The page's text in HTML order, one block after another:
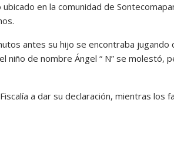
ubicado en la comunidad de
antes su hijo se encontraba
niño de nombre Ángel “ N” se molestó,
a dar su declaración, mientras los